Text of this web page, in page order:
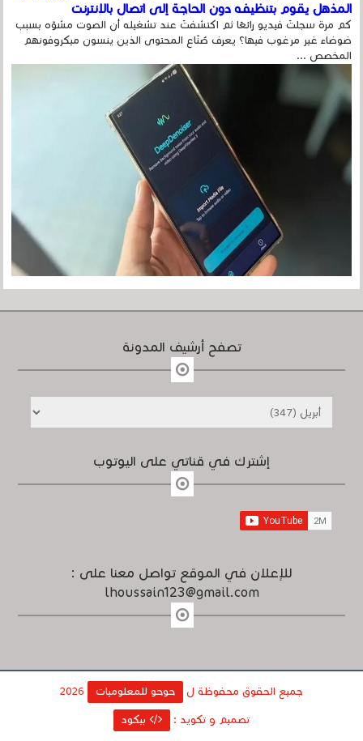
المذهل يقوم بتنظيفه دون الحاجة إلى اتصال بالإنترنت
كم مرة سجلتَ فيديو رائعًا ثم اكتشفتَ عند تشغيله أن الصوت مشوّه بسبب
ضوضاء غير مرغوب فيها؟ يعرف صُنّاع المحتوى الذين ينسون ميكروفونهم
المخصص ...
تصفح أرشيف المدونة
إشترك في قناتي على اليوتوب
للإعلان في الموقع تواصل معنا على :
lhoussain123@gmail.com
جميع الحقوق محفوظة ل حوحو للمعلوميات
تصميم و تكويد : بيكود